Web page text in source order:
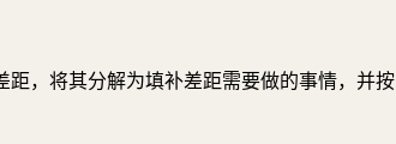
，将其分解为填补差距需要做的事情，并按